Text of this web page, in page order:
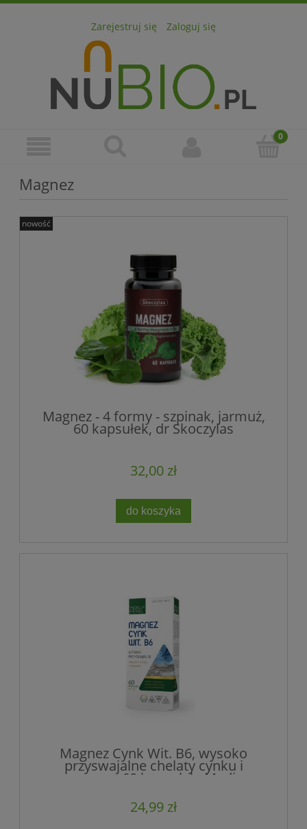
Zarejestruj się Zaloguj się
Magnez
Magnez - 4 formy - szpinak, jarmuż,
60 kapsułek, dr Skoczylas
32,00 zł
do koszyka
nowość
Magnez Cynk Wit. B6, wysoko
przyswajalne chelaty cynku i
magnezu, 60 kapsułek, Medica
24,99 zł